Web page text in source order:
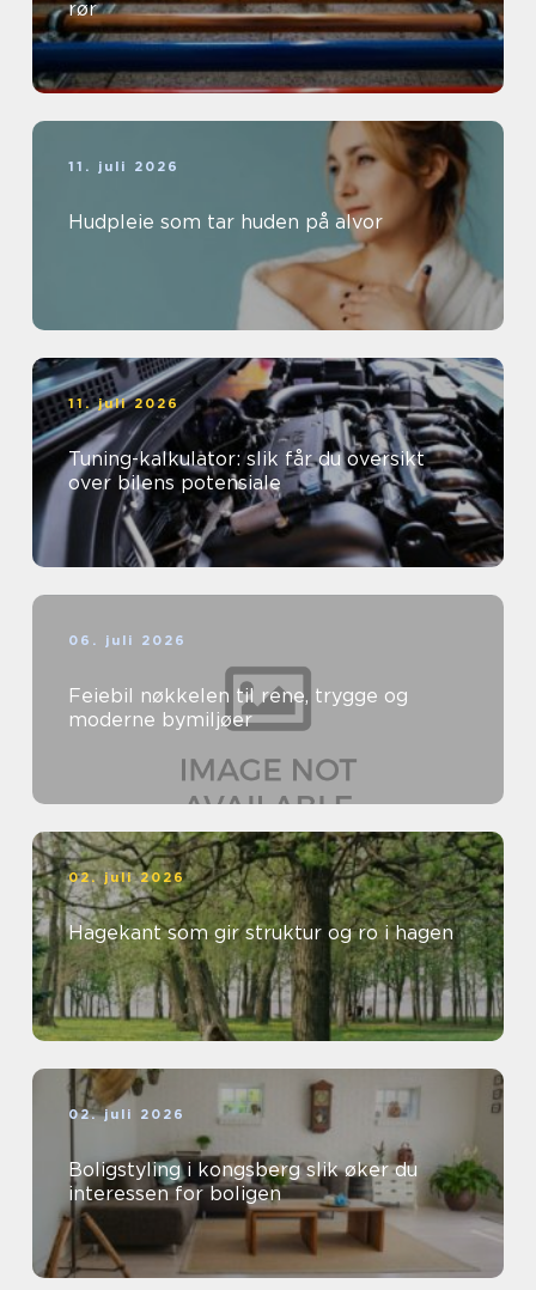
rør
11. juli 2026
Hudpleie som tar huden på alvor
11. juli 2026
Tuning-kalkulator: slik får du oversikt
over bilens potensiale
06. juli 2026
Feiebil nøkkelen til rene, trygge og
moderne bymiljøer
02. juli 2026
Hagekant som gir struktur og ro i hagen
02. juli 2026
Boligstyling i kongsberg slik øker du
interessen for boligen